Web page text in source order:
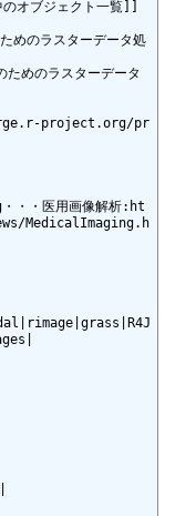
ブジェクト一覧]]
めのラスターデータ処
めのラスターデータ
project.org/pr
・・医用画像解析:ht
MedicalImaging.h